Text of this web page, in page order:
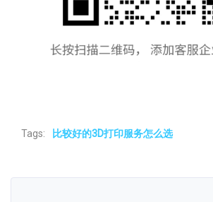
Tags: 比较好的3D打印服务怎么选